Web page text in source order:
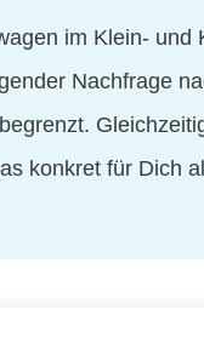
im Klein-
Nachfrage
konkret für Dich